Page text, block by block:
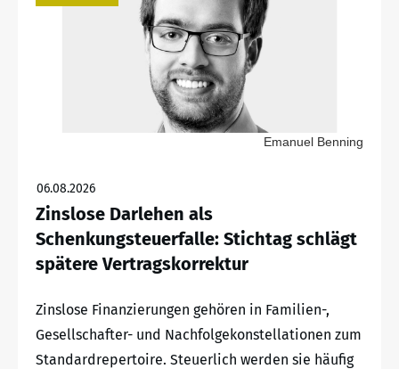
Emanuel Benning
06.08.2026
Zinslose Darlehen als
Schenkungsteuerfalle: Stichtag schlägt
spätere Vertragskorrektur
Zinslose Finanzierungen gehören in Familien-,
Gesellschafter- und Nachfolgekonstellationen zum
Standardrepertoire. Steuerlich werden sie häufig